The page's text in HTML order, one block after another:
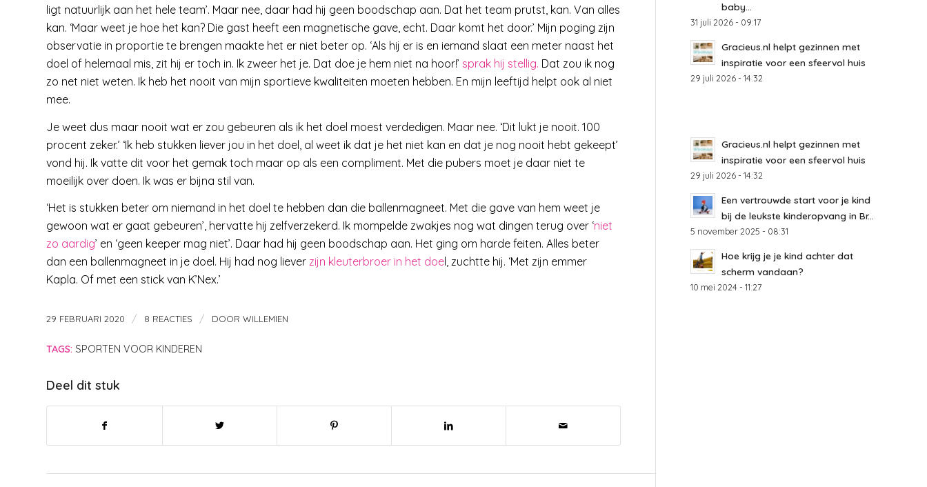
ligt natuurlijk aan het hele team’. Maar nee, daar had hij geen boodschap aan. Dat het team prutst, kan. Van alles
kan. ‘Maar weet je hoe het kan? Die gast heeft een magnetische gave, echt. Daar komt het door.’ Mijn poging zijn
observatie in proportie te brengen maakte het er niet beter op. ‘Als hij er is en iemand slaat een meter naast het
doel of helemaal mis, zit hij er toch in. Ik zweer het je. Dat doe je hem niet na hoor!’ sprak hij stellig. Dat zou ik nog
zo net niet weten. Ik heb het nooit van mijn sportieve kwaliteiten moeten hebben. En mijn leeftijd helpt ook al niet
mee.
Je weet dus maar nooit wat er zou gebeuren als ik het doel moest verdedigen. Maar nee. ‘Dit lukt je nooit. 100
procent zeker.’ ‘Ik heb stukken liever jou in het doel, al weet ik dat je het niet kan en dat je nog nooit hebt gekeept’
vond hij. Ik vatte dit voor het gemak toch maar op als een compliment. Met die pubers moet je daar niet te
moeilijk over doen. Ik was er bijna stil van.
‘Het is stukken beter om niemand in het doel te hebben dan die ballenmagneet. Met die gave van hem weet je
gewoon wat er gaat gebeuren’, hervatte hij zelfverzekerd. Ik mompelde zwakjes nog wat dingen terug over ‘niet
zo aardig’ en ‘geen keeper mag niet’. Daar had hij geen boodschap aan. Het ging om harde feiten. Alles beter
dan een ballenmagneet in je doel. Hij had nog liever zijn kleuterbroer in het doel, zuchtte hij. ‘Met zijn emmer
Kapla. Of met een stick van K’Nex.’
29 FEBRUARI 2020 / 8 REACTIES / DOOR WILLEMIEN
TAGS: SPORTEN VOOR KINDEREN
Deel dit stuk
baby...
31 juli 2026 - 09:17
Gracieus.nl helpt gezinnen met
inspiratie voor een sfeervol huis
29 juli 2026 - 14:32
Gracieus.nl helpt gezinnen met
inspiratie voor een sfeervol huis
29 juli 2026 - 14:32
Een vertrouwde start voor je kind
bij de leukste kinderopvang in Br...
5 november 2025 - 08:31
Hoe krijg je je kind achter dat
scherm vandaan?
10 mei 2024 - 11:27